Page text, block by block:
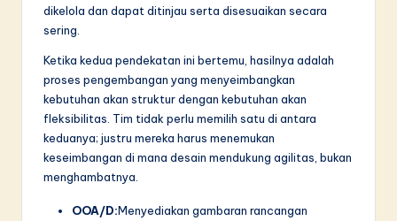
ti
o
dikelola dan dapat ditinjau serta disesuaikan secara
sering.
Ketika kedua pendekatan ini bertemu, hasilnya adalah
proses pengembangan yang menyeimbangkan
kebutuhan akan struktur dengan kebutuhan akan
fleksibilitas. Tim tidak perlu memilih satu di antara
keduanya; justru mereka harus menemukan
keseimbangan di mana desain mendukung agilitas, bukan
menghambatnya.
OOA/D:Menyediakan gambaran rancangan